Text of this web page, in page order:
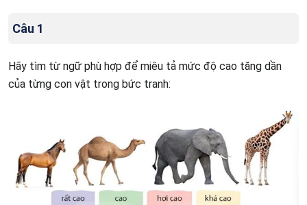
Câu 1
Hãy tìm từ ngữ phù hợp để miêu tả mức độ cao tăng dần
của từng con vật trong bức tranh: